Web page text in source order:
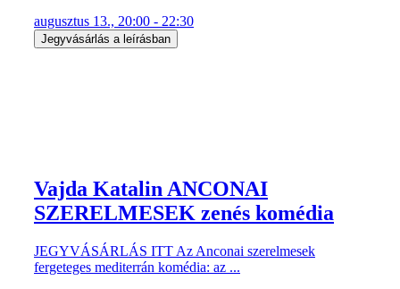
augusztus 13., 20:00 - 22:30
Jegyvásárlás a leírásban
Vajda Katalin ANCONAI
SZERELMESEK zenés komédia
JEGYVÁSÁRLÁS ITT Az Anconai szerelmesek
fergeteges mediterrán komédia: az ...